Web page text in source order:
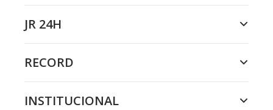
JR 24H
RECORD
INSTITUCIONAL